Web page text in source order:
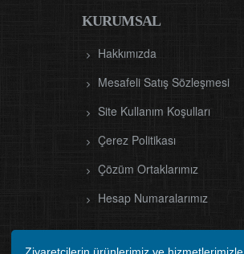
Ziyaretçilerin ürünlerimiz ve hizmetlerimizle
KURUMSAL
Hakkımızda
Mesafeli Satış Sözleşmesi
Site Kullanım Koşulları
Çerez Politikası
Çözüm Ortaklarımız
Hesap Numaralarımız